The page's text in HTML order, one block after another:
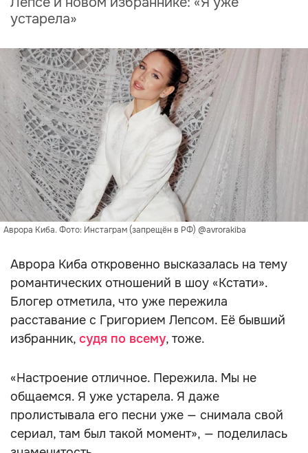
устарела»
Аврора Киба. Фото: Инстаграм (запрещён в РФ) @avrorakiba
Аврора Киба откровенно высказалась на тему
романтических отношений в шоу «Кстати».
Блогер отметила, что уже пережила
расставание с Григорием Лепсом. Её бывший
избранник, судя по всему, тоже.
«Настроение отличное. Пережила. Мы не
общаемся. Я уже устарела. Я даже
пролистывала его песни уже — снимала свой
сериал, там был такой момент», — поделилась